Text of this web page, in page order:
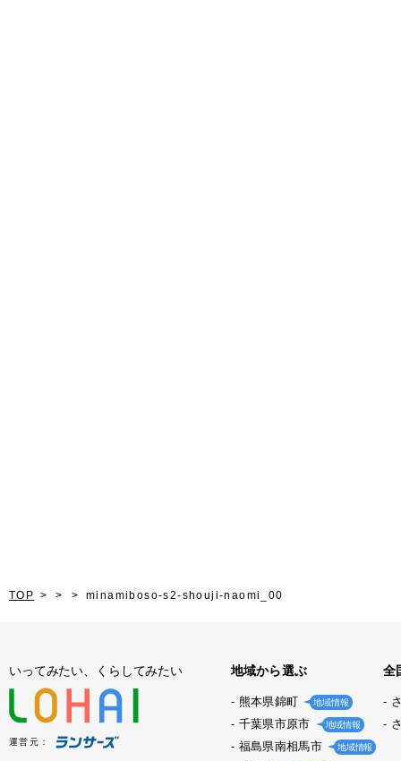
TOP minamiboso-s2-shouji-naomi_00
いってみたい、くらしてみたい
運営元：
地域から選ぶ
熊本県錦町 地域情報
千葉県市原市 地域情報
福島県南相馬市 地域情報
全